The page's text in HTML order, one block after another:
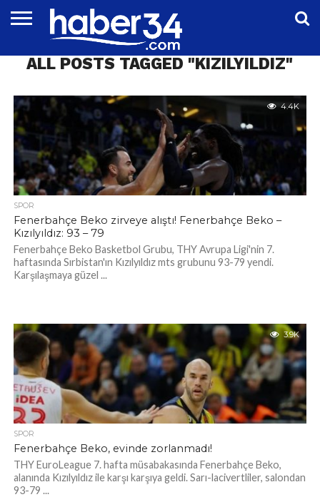
EĞITIM
EKONOMI
GENEL
MAGAZIN
OTOMOTIV
SIYASET
SPOR
TEKNOLOJI
ALL POSTS TAGGED "KIZILYILDIZ"
4.4K
SPOR
Fenerbahçe Beko zirveye alıştı! Fenerbahçe Beko –
Kızılyıldız: 93 – 79
Fenerbahçe Beko Basketbol Grubu, THY Avrupa Ligi'nin 7.
haftasında Sırbistan'ın Kızılyıldız mts grubunu 93-79 yendi.
Karşılaşmaya güzel ...
3.9K
SPOR
Fenerbahçe Beko, evinde zorlanmadı!
THY EuroLeague 7. hafta müsabakasında Fenerbahçe Beko,
alanında Kızılyıldız ile karşı karşıya geldi. Sarı-lacivertliler, salondan
93-79 ...